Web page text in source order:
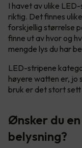
I havet av ulike
riktig. Det finnes
forskjellig størrelse
finne ut av hvor og
mengde lys du har
LED-stripene
høyere watten er, jo
bruk er det stort
Ønsker du
belysning?